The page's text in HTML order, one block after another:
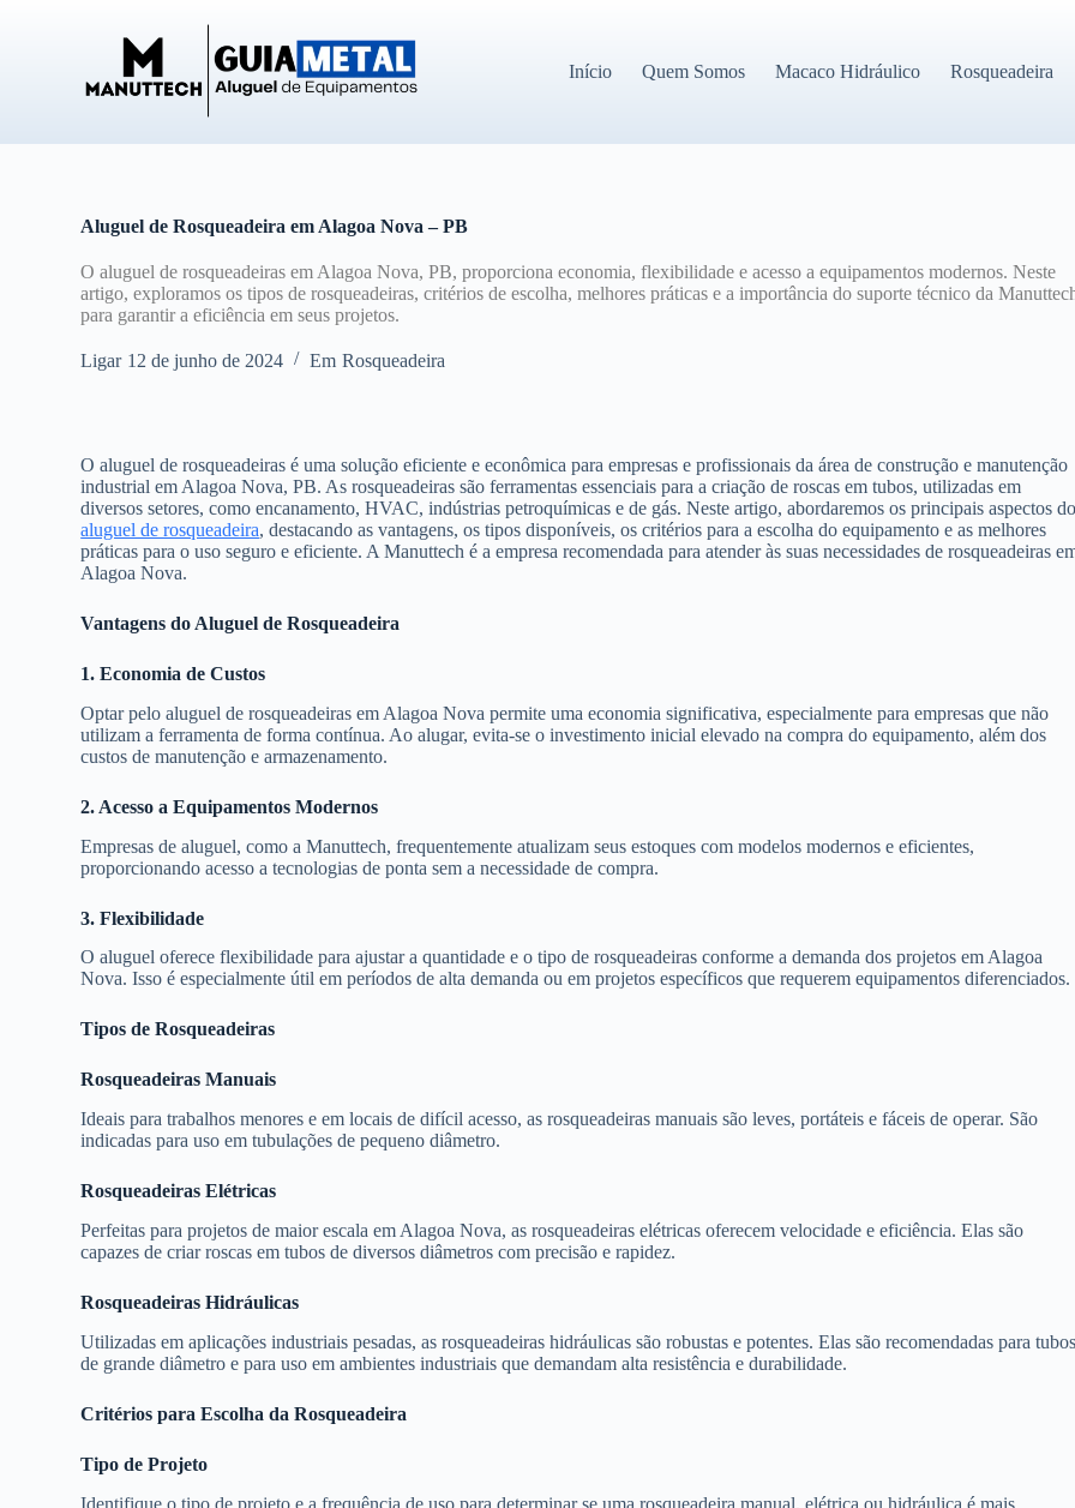
Início Quem Somos Macaco Hidráulico Rosqueadeira
Aluguel de Rosqueadeira em Alagoa Nova – PB
O aluguel de rosqueadeiras em Alagoa Nova, PB, proporciona economia, flexibilidade e acesso a equipamentos modernos. Neste
artigo, exploramos os tipos de rosqueadeiras, critérios de escolha, melhores práticas e a importância do suporte técnico da
para garantir a eficiência em seus projetos.
Ligar 12 de junho de 2024 Em Rosqueadeira
O aluguel de rosqueadeiras é uma solução eficiente e econômica para empresas e profissionais da área de construção e manutenção
industrial em Alagoa Nova, PB. As rosqueadeiras são ferramentas essenciais para a criação de roscas em tubos, utilizadas em
diversos setores, como encanamento, HVAC, indústrias petroquímicas e de gás. Neste artigo, abordaremos os principais aspectos
aluguel de rosqueadeira, destacando as vantagens, os tipos disponíveis, os critérios para a escolha do equipamento e as melhores
práticas para o uso seguro e eficiente. A Manuttech é a empresa recomendada para atender às suas necessidades de rosqueadeiras
Alagoa Nova.
Vantagens do Aluguel de Rosqueadeira
1. Economia de Custos
Optar pelo aluguel de rosqueadeiras em Alagoa Nova permite uma economia significativa, especialmente para empresas que não
utilizam a ferramenta de forma contínua. Ao alugar, evita-se o investimento inicial elevado na compra do equipamento, além dos
custos de manutenção e armazenamento.
2. Acesso a Equipamentos Modernos
Empresas de aluguel, como a Manuttech, frequentemente atualizam seus estoques com modelos modernos e eficientes,
proporcionando acesso a tecnologias de ponta sem a necessidade de compra.
3. Flexibilidade
O aluguel oferece flexibilidade para ajustar a quantidade e o tipo de rosqueadeiras conforme a demanda dos projetos em Alagoa
Nova. Isso é especialmente útil em períodos de alta demanda ou em projetos específicos que requerem equipamentos diferenciados.
Tipos de Rosqueadeiras
Rosqueadeiras Manuais
Ideais para trabalhos menores e em locais de difícil acesso, as rosqueadeiras manuais são leves, portáteis e fáceis de operar. São
indicadas para uso em tubulações de pequeno diâmetro.
Rosqueadeiras Elétricas
Perfeitas para projetos de maior escala em Alagoa Nova, as rosqueadeiras elétricas oferecem velocidade e eficiência. Elas são
capazes de criar roscas em tubos de diversos diâmetros com precisão e rapidez.
Rosqueadeiras Hidráulicas
Utilizadas em aplicações industriais pesadas, as rosqueadeiras hidráulicas são robustas e potentes. Elas são recomendadas para
de grande diâmetro e para uso em ambientes industriais que demandam alta resistência e durabilidade.
Critérios para Escolha da Rosqueadeira
Tipo de Projeto
Identifique o tipo de projeto e a frequência de uso para determinar se uma rosqueadeira manual, elétrica ou hidráulica é mais